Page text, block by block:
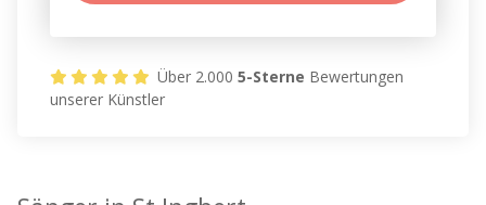
Über 2.0005-Sterne Bewertungen
unserer Künstler